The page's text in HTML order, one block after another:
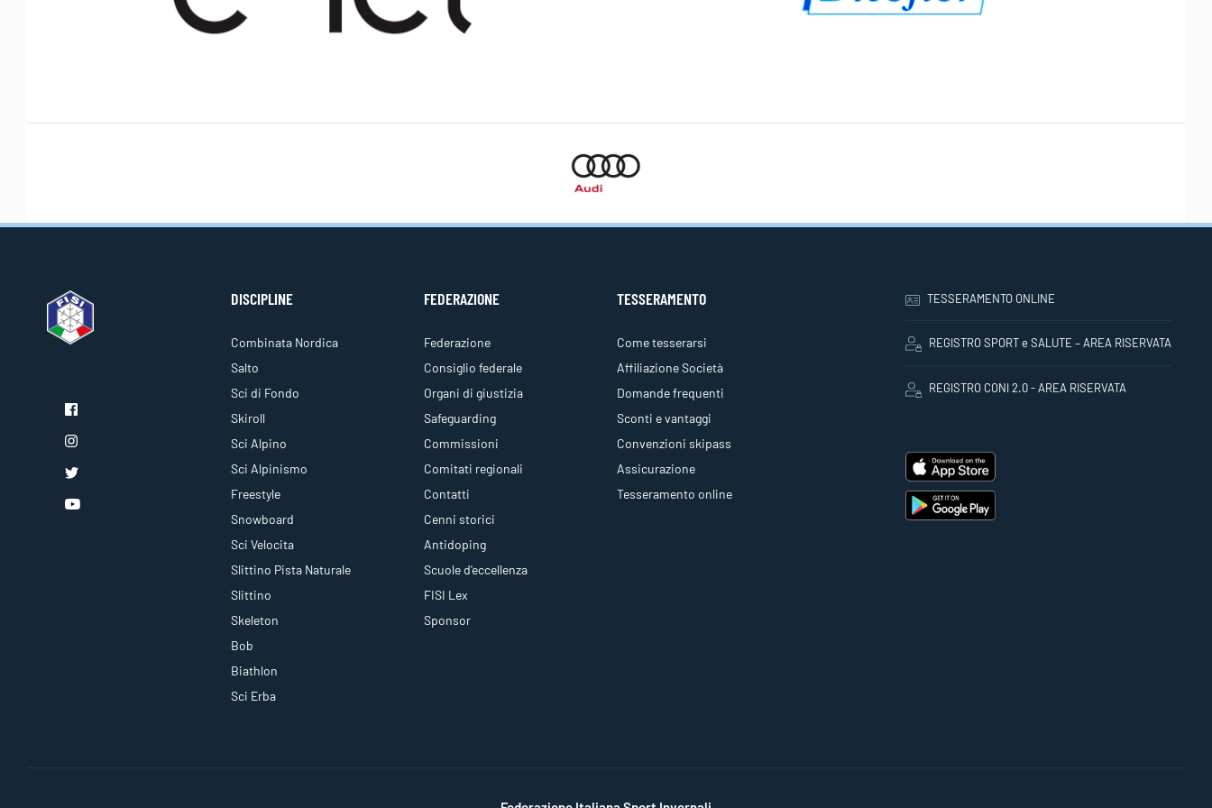
DISCIPLINE
Combinata Nordica
Salto
Sci di Fondo
Skiroll
Sci Alpino
Sci Alpinismo
Freestyle
Snowboard
Sci Velocita
Slittino Pista Naturale
Slittino
Skeleton
Bob
Biathlon
Sci Erba
FEDERAZIONE
Federazione
Consiglio federale
Organi di giustizia
Safeguarding
Commissioni
Comitati regionali
Contatti
Cenni storici
Antidoping
Scuole d'eccellenza
FISI Lex
Sponsor
TESSERAMENTO
Come tesserarsi
Affiliazione Società
Domande frequenti
Sconti e vantaggi
Convenzioni skipass
Assicurazione
Tesseramento online
TESSERAMENTO ONLINE
REGISTRO SPORT e SALUTE – AREA RISERVATA
REGISTRO CONI 2.0 - AREA RISERVATA